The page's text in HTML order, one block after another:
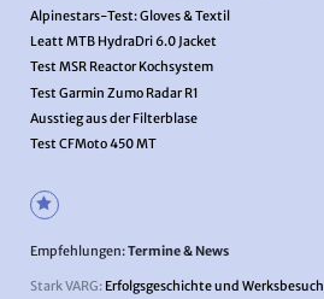
Alpinestars-Test: Gloves & Textil
Leatt MTB HydraDri 6.0 Jacket
Test MSR Reactor Kochsystem
Test Garmin Zumo Radar R1
Ausstieg aus der Filterblase
Test CFMoto 450 MT
Empfehlungen:Termine & News
Stark VARG: Erfolgsgeschichte und Werksbesuch